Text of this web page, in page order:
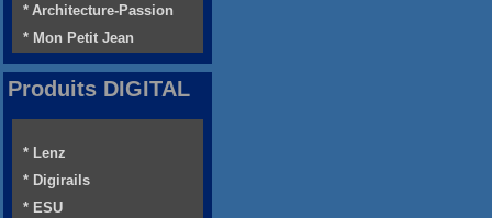
* Architecture-Passion
* Mon Petit Jean
Produits DIGITAL
* Lenz
* Digirails
* ESU